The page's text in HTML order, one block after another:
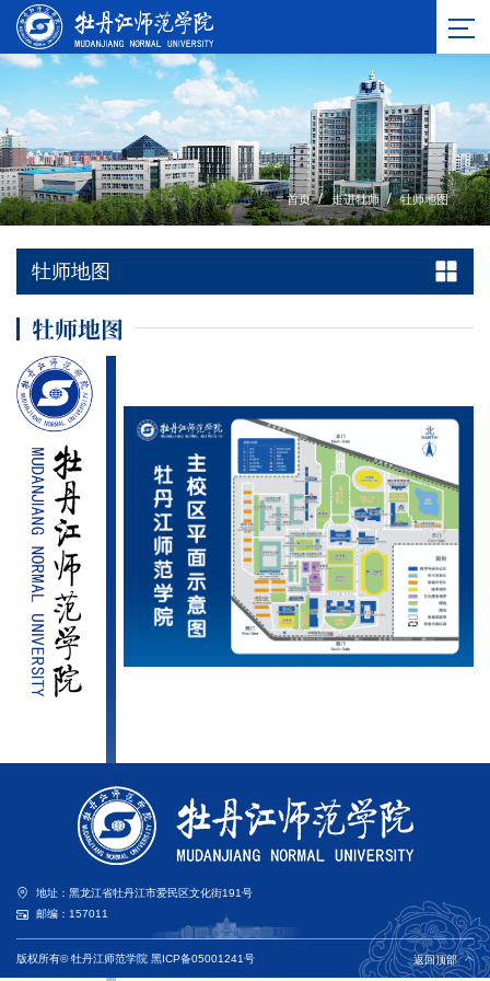
首页 / 走进牡师 / 牡师地图
牡师地图
牡师地图
地址：黑龙江省牡丹江市爱民区文化街191号
邮编：157011
版权所有© 牡丹江师范学院 黑ICP备05001241号 返回顶部